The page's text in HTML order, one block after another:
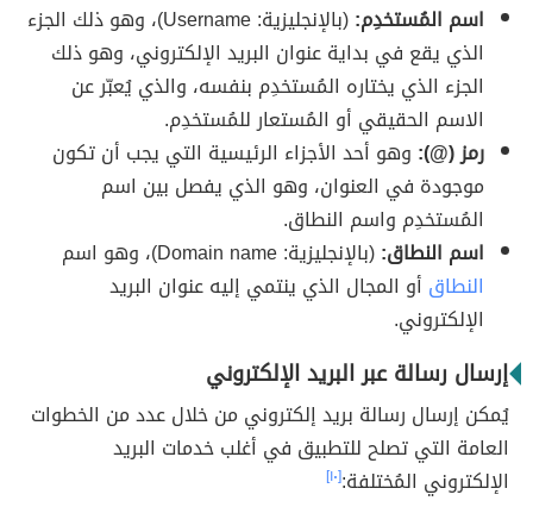
اسم المُستخدِم:
(بالإنجليزية: Username)، وهو ذلك الجزء
الذي يقع في بداية عنوان البريد الإلكتروني، وهو ذلك
الجزء الذي يختاره المُستخدِم بنفسه، والذي يُعبّر عن
الاسم الحقيقي أو المُستعار للمُستخدِم.
رمز (@): وهو أحد الأجزاء الرئيسية التي يجب أن تكون
موجودة في العنوان، وهو الذي يفصل بين اسم
المُستخدِم واسم النطاق.
اسم النطاق:(بالإنجليزية: Domain name)، وهو اسم
النطاق أو المجال الذي ينتمي إليه عنوان البريد
الإلكتروني.
إرسال رسالة عبر البريد الإلكتروني
يُمكن إرسال رسالة بريد إلكتروني من خلال عدد من الخطوات
العامة التي تصلح للتطبيق في أغلب خدمات البريد
الإلكتروني المُختلفة:[١٠]